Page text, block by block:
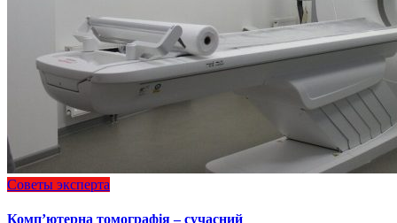
Советы эксперта
Комп’ютерна томографія – сучасний